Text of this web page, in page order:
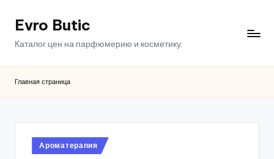
ПерейтиEvro Butic
Каталог цен на парфюмерию и косметику.
Главная страница
Опубликовано
в
Ароматерапия